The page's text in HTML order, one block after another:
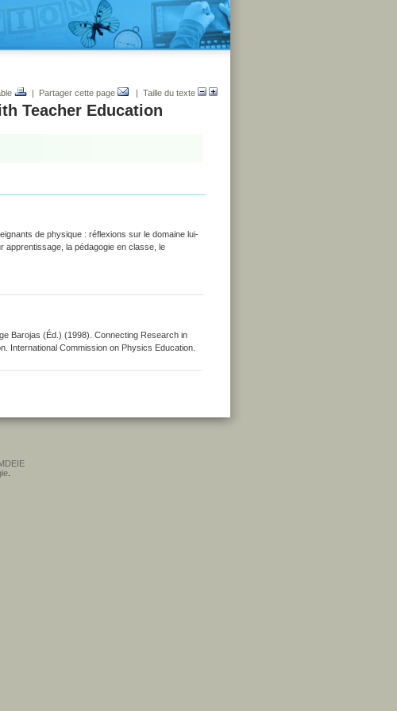
| Partager cette page | Taille du texte
Teacher Education
de physique : réflexions sur le domaine lui-
apprentissage, la pédagogie en classe, le
Barojas (Éd.) (1998). Connecting Research in
International Commission on Physics Education.
.